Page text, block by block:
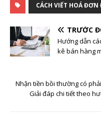
CÁCH VIẾT HOÁ ĐƠN
TRƯỚC
Hướng dẫn
kê bán hàng
Nhận tiền bồi thường có
Giải đáp chi tiết theo